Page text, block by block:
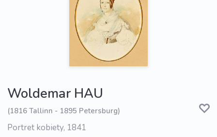
Woldemar HAU
(1816 Tallinn - 1895 Petersburg)
Portret kobiety, 1841